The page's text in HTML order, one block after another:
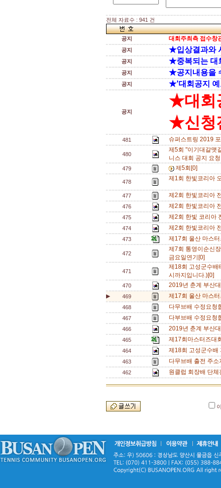
전체 자료수 : 941 건
공지 대회주최측 접수창
공지 ★입상결과와
공지 ★중복되는 대
공지 ★공지내용을
공지 ★'대회공지 예
공지
★대회
★신청
481 슈퍼스트링 2019
480
제5회 "이기대갈맷
니스 대회 공지 요
479 제5회[0]
478 제1회 한빛코리아
477 제2회 한빛코리아
476 제2회 한빛코리아
475 제2회 한빛 코리아
474 제2회 한빛코리아
473 제17회 울산 마스
472
제7회 통영이순신
금요일연기[0]
471
제18회 고성군수배
시까지입니다.)[0]
470 2019년 춘계 부산
▶ 469 제17회 울산 마스
468 다무브배 수정요
467 다부브배 수정요
466 2019년 춘계 부산
465 제17회마스터즈대
464 제18회 고성군수
463 다무브배 출전 주
462 원클럽 회장배 단